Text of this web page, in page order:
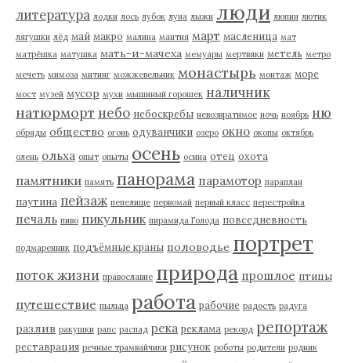
литература лодки лось лубок луна лыжи люди люпин лютик
лягушки лёд май макро малина мантия март масленица мат
матрёшка матушка мать-и-мачеха мемуары мертвяки метель метро
мечеть мимоза митинг можжевельник монастырь монтаж море
мост музей мусор мухи мышиный горошек наличник
натюрморт небо небоскребы невозвратимое ночь ноябрь ню
обряды общество огонь одуванчики озеро окно окопы октябрь
олень ольха опыт опыты осень осина отец охота
памятники память панорама парамотор параплан
паутина пейзаж пепелище первомай первый класс перестройка
печаль пиво пикульник пирамида Голода повседневность
подмаренник подъёмные краны половодье портрет
поток жизни православие природа прошлое птицы
путешествие пыльца работа рабочие радость радуга
разлив ракушки рапс распад река реклама рекорд репортаж
реставрация речные трамвайчики рисунок роботы родители родник